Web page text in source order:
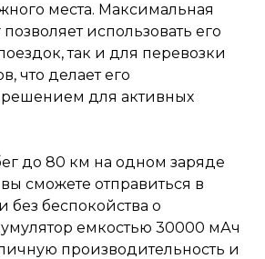
80 км
места. Максимальная
позволяет использовать его
так и для перевозки
что делает его
для активных
до 80 км на одном заряде
вы сможете отправиться в
без беспокойства о
емкостью 30000 мАч
производительность и